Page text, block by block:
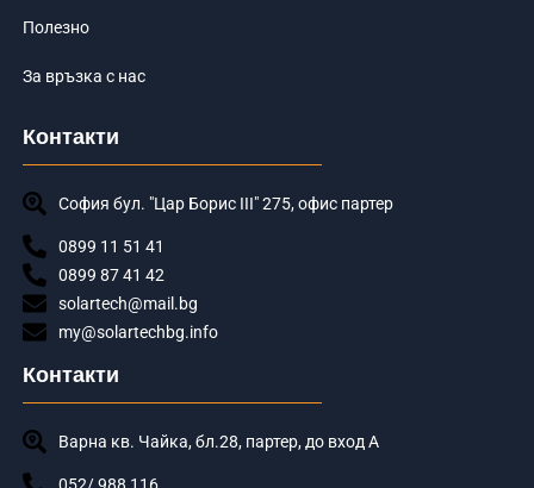
Полезно
За връзка с нас
Контакти
София бул. "Цар Борис III" 275, офис партер
0899 11 51 41
0899 87 41 42
solartech@mail.bg
my@solartechbg.info
Контакти
Варна кв. Чайка, бл.28, партер, до вход А
052/ 988 116